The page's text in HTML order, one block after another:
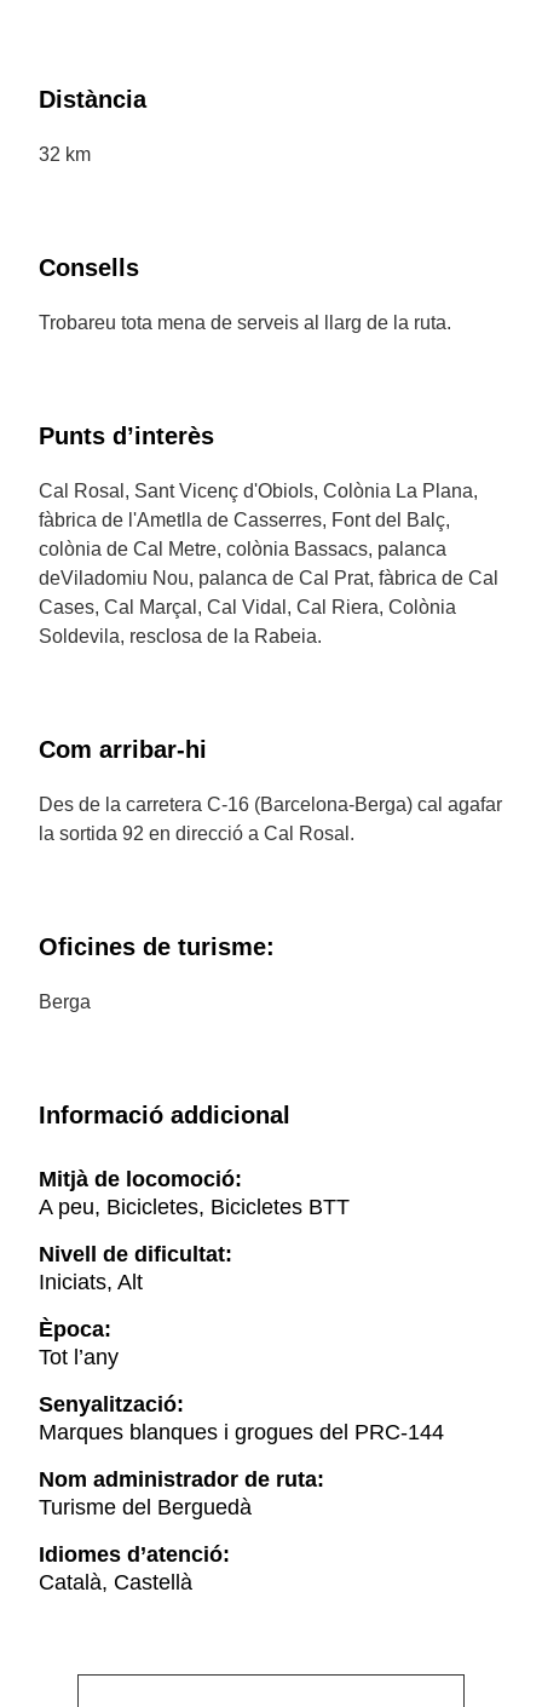
Distància
32 km
Consells
Trobareu tota mena de serveis al llarg de la ruta.
Punts d’interès
Cal Rosal, Sant Vicenç d'Obiols, Colònia La Plana,
fàbrica de l'Ametlla de Casserres, Font del Balç,
colònia de Cal Metre, colònia Bassacs, palanca
deViladomiu Nou, palanca de Cal Prat, fàbrica de Cal
Cases, Cal Marçal, Cal Vidal, Cal Riera, Colònia
Soldevila, resclosa de la Rabeia.
Com arribar-hi
Des de la carretera C-16 (Barcelona-Berga) cal agafar
la sortida 92 en direcció a Cal Rosal.
Oficines de turisme:
Berga
Informació addicional
Mitjà de locomoció:
A peu, Bicicletes, Bicicletes BTT
Nivell de dificultat:
Iniciats, Alt
Època:
Tot l’any
Senyalització:
Marques blanques i grogues del PRC-144
Nom administrador de ruta:
Turisme del Berguedà
Idiomes d’atenció:
Català, Castellà